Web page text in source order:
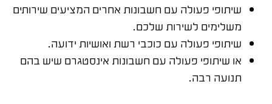
שיתופי פעולה עם חשבונות אחרים המציעים שירותים
משלימים לשירות שלכם.
שיתופי פעולה עם כוכבי רשת ואושיות ידועה.
או שיתופי פעולה עם חשבונות אינסטגרם שיש בהם
תנועה רבה.